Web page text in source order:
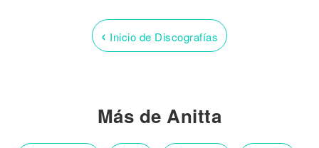
‹ Inicio de Discografías
Más de Anitta